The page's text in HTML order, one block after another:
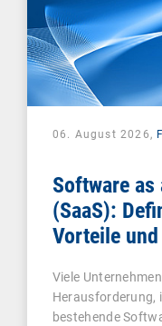
06. August 2026,
Software as
(SaaS):
Vorteile
Viele
Herausforderung,
bestehende